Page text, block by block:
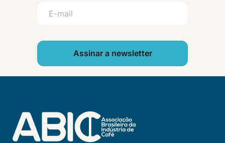
Assinar a newsletter